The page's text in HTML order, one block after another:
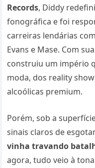
Records, Diddy
fonográfica e foi
carreiras lendárias
Evans e Mase. Com
construiu um império
moda, dos reality
alcoólicas premium.
Porém, sob a
sinais claros de
vinha travando
agora, tudo veio à